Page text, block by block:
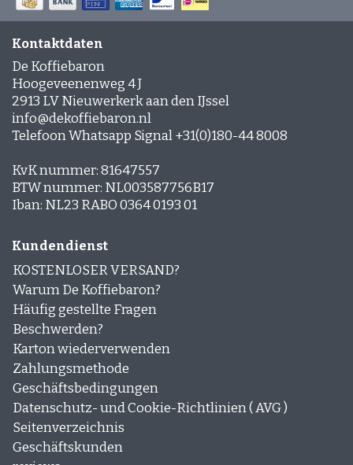
Kontaktdaten
De Koffiebaron
Hoogeveenenweg 4 J
2913 LV Nieuwerkerk aan den IJssel
info@dekoffiebaron.nl
Telefoon Whatsapp Signal +31(0)180-44 8008
KvK nummer: 81647557
BTW nummer: NL003587756B17
Iban: NL23 RABO 0364 0193 01
Kundendienst
KOSTENLOSER VERSAND?
Warum De Koffiebaron?
Häufig gestellte Fragen
Beschwerden?
Karton wiederverwenden
Zahlungsmethode
Geschäftsbedingungen
Datenschutz- und Cookie-Richtlinien ( AVG )
Seitenverzeichnis
Geschäftskunden